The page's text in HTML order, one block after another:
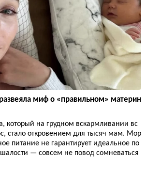
миф о «правильном» материн
который на грудном вскармливании вс
стало откровением для тысяч мам. Мор
питание не гарантирует идеальное по
— совсем не повод сомневаться